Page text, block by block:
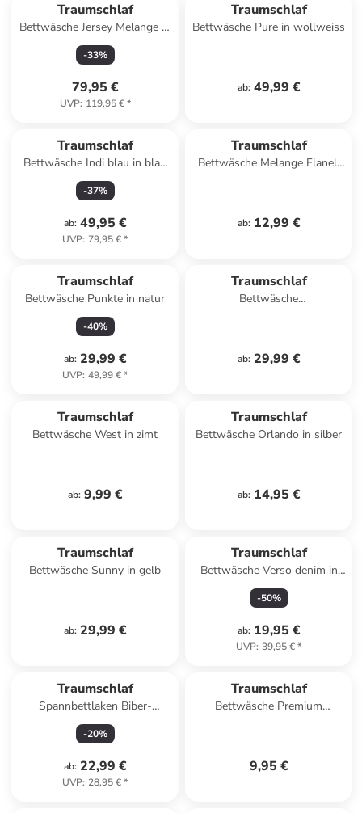
Traumschlaf
Bettwäsche Jersey Melange in
marine
-33%
79,95 €
UVP: 119,95 €*
Traumschlaf
Bettwäsche Pure in wollweiss
ab: 49,99 €
Traumschlaf
Bettwäsche Indi blau in blau
türkis
-37%
ab: 49,95 €
UVP: 79,95 €*
Traumschlaf
Bettwäsche Melange Flanell
ab: 12,99 €
Traumschlaf
Bettwäsche Punkte in natur
-40%
ab: 29,99 €
UVP: 49,99 €*
Traumschlaf
Bettwäsche
ab: 29,99 €
Traumschlaf
Bettwäsche West in zimt
ab: 9,99 €
Traumschlaf
Bettwäsche Orlando in silber
ab: 14,95 €
Traumschlaf
Bettwäsche Sunny in gelb
ab: 29,99 €
Traumschlaf
Bettwäsche Verso denim in
blau
-50%
ab: 19,95 €
UVP: 39,95 €*
Traumschlaf
Spannbettlaken Biber-
Melange in dunkelrot
-20%
ab: 22,99 €
UVP: 28,95 €*
Traumschlaf
Bettwäsche Premium
9,95 €